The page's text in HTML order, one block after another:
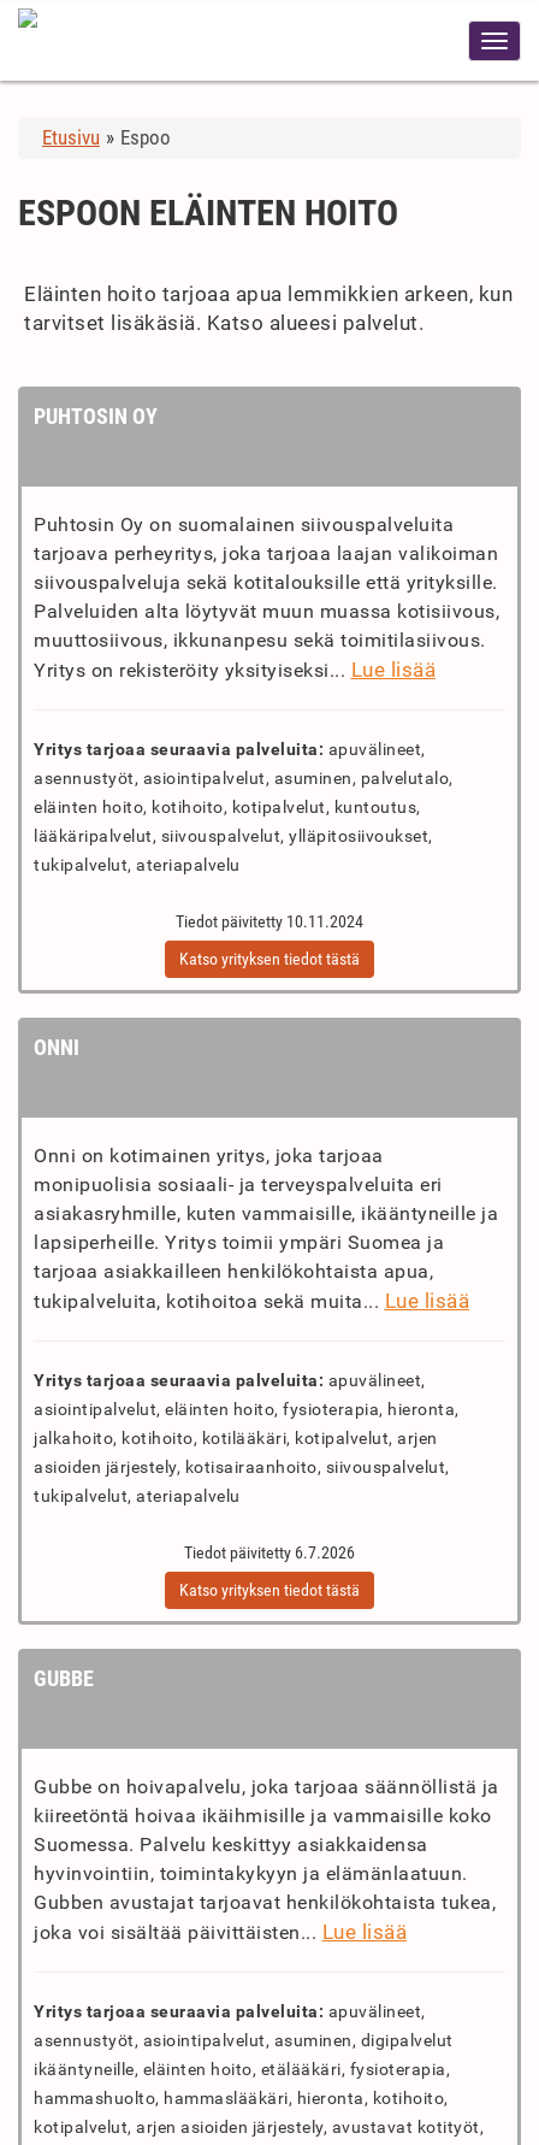
Etusivu » Espoo
ESPOON ELÄINTEN HOITO
Eläinten hoito tarjoaa apua lemmikkien arkeen, kun
tarvitset lisäkäsiä. Katso alueesi palvelut.
PUHTOSIN OY
Puhtosin Oy on suomalainen siivouspalveluita
tarjoava perheyritys, joka tarjoaa laajan valikoiman
siivouspalveluja sekä kotitalouksille että yrityksille.
Palveluiden alta löytyvät muun muassa kotisiivous,
muuttosiivous, ikkunanpesu sekä toimitilasiivous.
Yritys on rekisteröity yksityiseksi... Lue lisää
Yritys tarjoaa seuraavia palveluita: apuvälineet,
asennustyöt, asiointipalvelut, asuminen, palvelutalo,
eläinten hoito, kotihoito, kotipalvelut, kuntoutus,
lääkäripalvelut, siivouspalvelut, ylläpitosiivoukset,
tukipalvelut, ateriapalvelu
Tiedot päivitetty 10.11.2024
Katso yrityksen tiedot tästä
ONNI
Onni on kotimainen yritys, joka tarjoaa
monipuolisia sosiaali- ja terveyspalveluita eri
asiakasryhmille, kuten vammaisille, ikääntyneille ja
lapsiperheille. Yritys toimii ympäri Suomea ja
tarjoaa asiakkailleen henkilökohtaista apua,
tukipalveluita, kotihoitoa sekä muita... Lue lisää
Yritys tarjoaa seuraavia palveluita: apuvälineet,
asiointipalvelut, eläinten hoito, fysioterapia, hieronta,
jalkahoito, kotihoito, kotilääkäri, kotipalvelut, arjen
asioiden järjestely, kotisairaanhoito, siivouspalvelut,
tukipalvelut, ateriapalvelu
Tiedot päivitetty 6.7.2026
Katso yrityksen tiedot tästä
GUBBE
Gubbe on hoivapalvelu, joka tarjoaa säännöllistä ja
kiireetöntä hoivaa ikäihmisille ja vammaisille koko
Suomessa. Palvelu keskittyy asiakkaidensa
hyvinvointiin, toimintakykyyn ja elämänlaatuun.
Gubben avustajat tarjoavat henkilökohtaista tukea,
joka voi sisältää päivittäisten... Lue lisää
Yritys tarjoaa seuraavia palveluita: apuvälineet,
asennustyöt, asiointipalvelut, asuminen, digipalvelut
ikääntyneille, eläinten hoito, etälääkäri, fysioterapia,
hammashuolto, hammaslääkäri, hieronta, kotihoito,
kotipalvelut, arjen asioiden järjestely, avustavat kotityöt,